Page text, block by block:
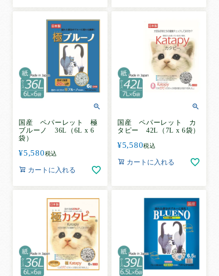
国産 ペパーレット 極
ブルーノ 36L（6L x 6
袋）
¥5,580税込
カートに入れる
国産 ペパーレット カ
タピー 42L（7L x 6袋）
¥5,580税込
カートに入れる